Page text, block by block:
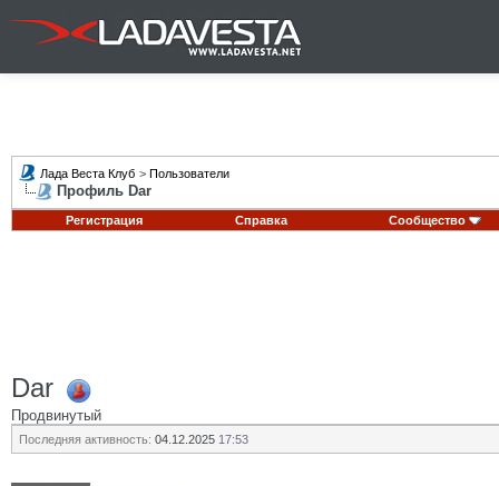
Лада Веста Клуб > Пользователи
Профиль Dar
Регистрация Справка Сообщество
Dar
Продвинутый
Последняя активность: 04.12.2025 17:53